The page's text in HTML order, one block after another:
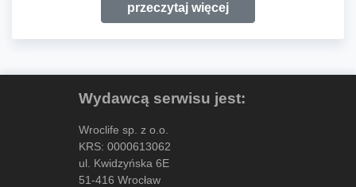
przeczytaj więcej
Wydawcą serwisu jest:
Wroclife sp. z o.o.
KRS: 0000613062
ul. Kwidzyńska 6E
51-416 Wrocław